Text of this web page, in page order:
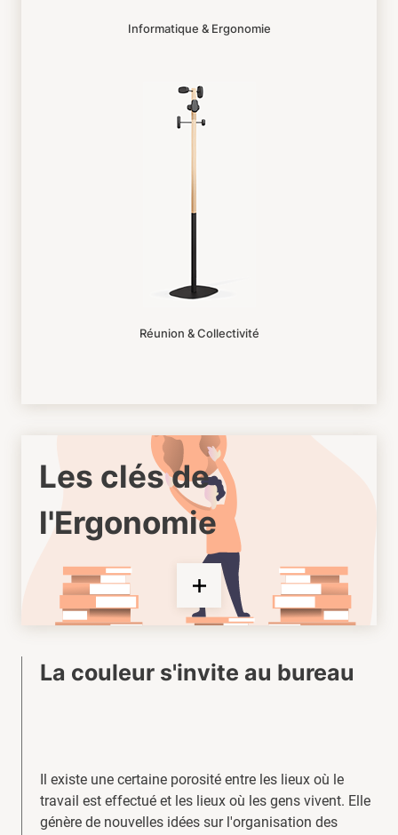
Informatique & Ergonomie
Réunion & Collectivité
Les clés de
l'Ergonomie
La couleur s'invite au bureau
Il existe une certaine porosité entre les lieux où le
travail est effectué et les lieux où les gens vivent. Elle
génère de nouvelles idées sur l'organisation des